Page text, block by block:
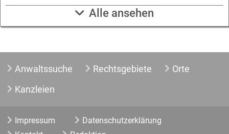
Alle ansehen
Anwaltssuche Rechtsgebiete
Orte
Kanzleien
Impressum
Datenschutzerklärung